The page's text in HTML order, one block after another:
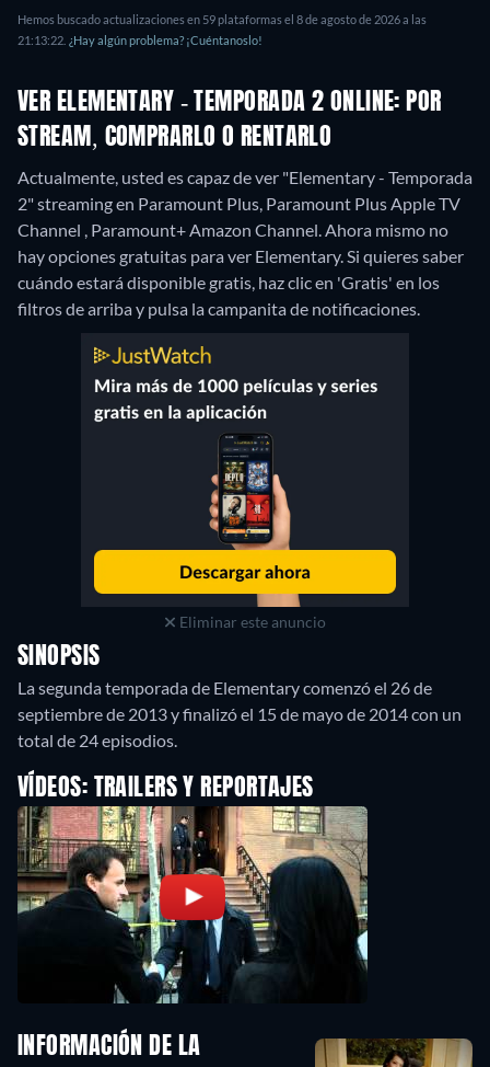
Hemos buscado actualizaciones en 59 plataformas el 8 de agosto de 2026 a las
21:13:22. ¿Hay algún problema? ¡Cuéntanoslo!
VER ELEMENTARY - TEMPORADA 2 ONLINE: POR
STREAM, COMPRARLO O RENTARLO
Actualmente, usted es capaz de ver "Elementary - Temporada
2" streaming en Paramount Plus, Paramount Plus Apple TV
Channel , Paramount+ Amazon Channel.Ahora mismo no
hay opciones gratuitas para ver Elementary. Si quieres saber
cuándo estará disponible gratis, haz clic en 'Gratis' en los
filtros de arriba y pulsa la campanita de notificaciones.
Eliminar este anuncio
SINOPSIS
La segunda temporada de Elementary comenzó el 26 de
septiembre de 2013 y finalizó el 15 de mayo de 2014 con un
total de 24 episodios.
VÍDEOS: TRAILERS Y REPORTAJES
INFORMACIÓN DE LA